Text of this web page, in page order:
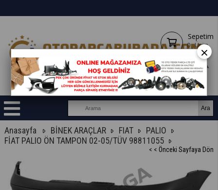
Sepetim
0 Ürün
Anasayfa BİNEK ARAÇLAR FIAT
PALIO
FİAT PALIO ÖN TAMPON 02-05/TÜV 98811055
< < Önceki Sayfaya Dön
×